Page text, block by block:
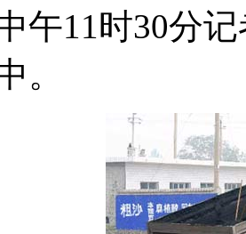
午11时30分
。